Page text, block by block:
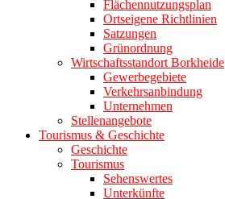
Flächennutzungsplan
Ortseigene Richtlinien
Satzungen
Grünordnung
Wirtschaftsstandort Borkheide
Gewerbegebiete
Verkehrsanbindung
Unternehmen
Stellenangebote
Tourismus & Geschichte
Geschichte
Tourismus
Sehenswertes
Unterkünfte